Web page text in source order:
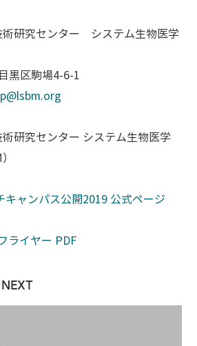
術研究センター システム生物医学
黒区駒場4-6-1
研究センター システム生物医学
キャンパス公開2019 公式ページ
ライヤー PDF